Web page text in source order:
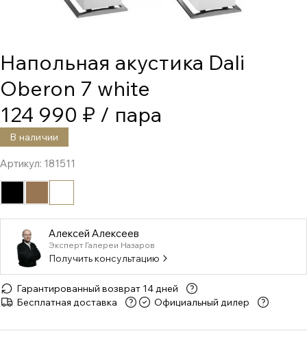
Напольная акустика Dali
Oberon 7 white
124 990 ₽ / пара
В наличии
Артикул: 181511
Алексей Алексеев
Эксперт Галереи Назаров
Получить консультацию
Гарантированный возврат 14 дней
Бесплатная доставка
Официальный дилер